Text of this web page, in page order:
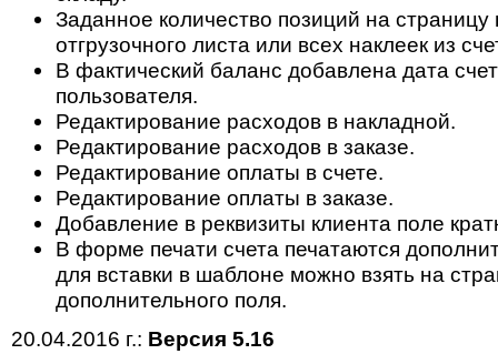
Заданное количество позиций на страницу
отгрузочного листа или всех наклеек из
В фактический баланс добавлена дата
пользователя.
Редактирование расходов в накладной.
Редактирование расходов в заказе.
Редактирование оплаты в счете.
Редактирование оплаты в заказе.
Добавление в реквизиты клиента поле
В форме печати счета печатаются
для вставки в шаблоне можно взять на
дополнительного поля.
20.04.2016 г.: Версия 5.16